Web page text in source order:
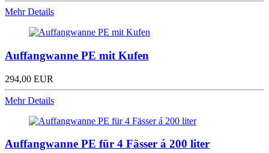
Mehr Details
Auffangwanne PE mit Kufen
294,00 EUR
Mehr Details
Auffangwanne PE für 4 Fässer á 200 liter